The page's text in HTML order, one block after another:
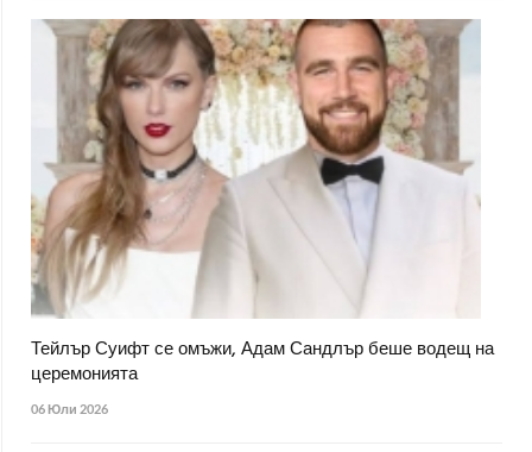
Тейлър Суифт се омъжи, Адам Сандлър беше водещ на
церемонията
06 Юли 2026